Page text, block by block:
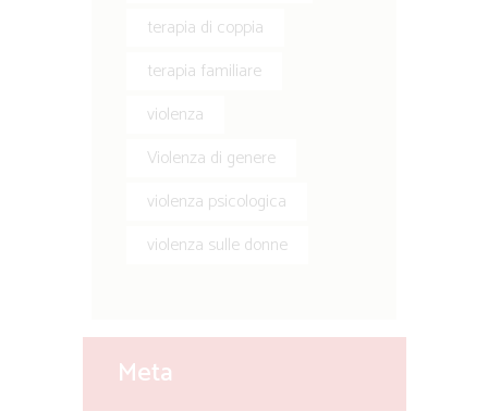
terapia di coppia
terapia familiare
violenza
Violenza di genere
violenza psicologica
violenza sulle donne
Meta